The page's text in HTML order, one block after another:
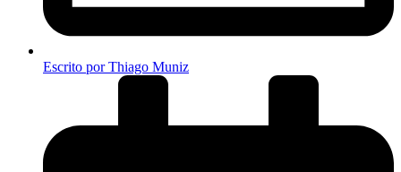
Escrito porThiago Muniz